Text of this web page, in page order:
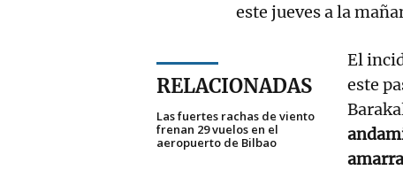
este jueves a la
RELACIONADAS
Las fuertes rachas de viento
frenan 29 vuelos en el
aeropuerto de Bilbao
El
este